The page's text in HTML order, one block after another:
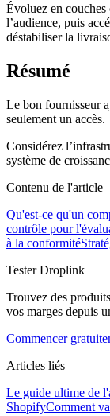
Évoluez en couches
l’audience, puis
déstabiliser la
Résumé
Le bon fournisseur
seulement un accès.
Considérez
système de
Contenu de l'article
Qu'est-ce qu'un
contrôle pour
à la conformité
Tester Droplink
Trouvez des
vos marges depuis
Commencer
Articles liés
Le guide ultime de
ShopifyComment